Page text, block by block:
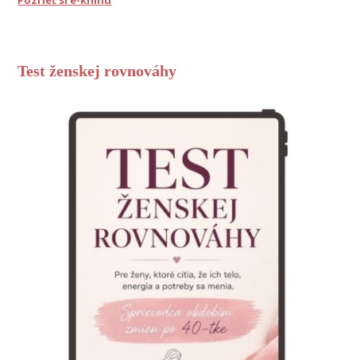
Test ženskej rovnováhy